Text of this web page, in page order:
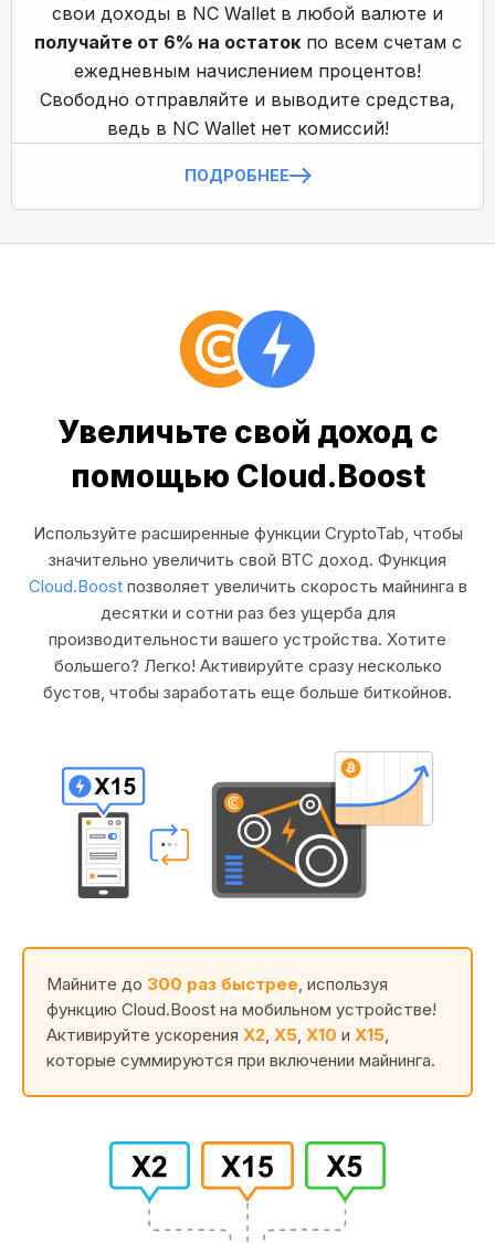
свои доходы в NC Wallet в любой валюте и
получайте от 6% на остатокпо всем счетам с
ежедневным начислением процентов!
Свободно отправляйте и выводите средства,
ведь в NC Wallet нет комиссий!
ПОДРОБНЕЕ
Увеличьте свой доход с
помощью Cloud.Boost
Используйте расширенные функции CryptoTab, чтобы
значительно увеличить свой BTC доход. Функция
Cloud.Boost позволяет увеличить скорость майнинга в
десятки и сотни раз без ущерба для
производительности вашего устройства. Хотите
большего? Легко! Активируйте сразу несколько
бустов, чтобы заработать еще больше биткойнов.
Майните до 300 раз быстрее , используя
функцию Cloud.Boost на мобильном устройстве!
Активируйте ускорения X2 X5 X10 и X15
которые суммируются при включении майнинга.